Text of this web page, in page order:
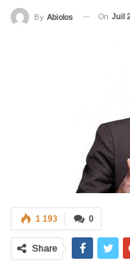
By Abiolos On Juil
0
1 193
Share